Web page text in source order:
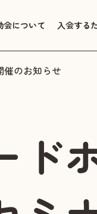
会について 入会する
催のお知らせ
ド